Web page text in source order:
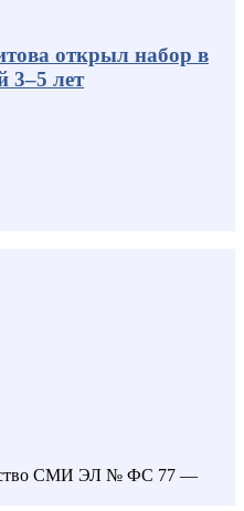
открыл набор в
3–5 лет
СМИ ЭЛ № ФС 77 —